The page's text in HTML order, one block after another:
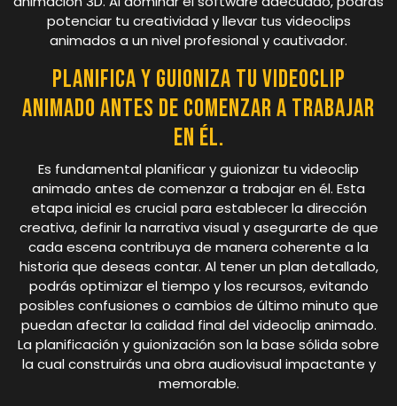
potenciar tu creatividad y llevar tus videoclips
animados a un nivel profesional y cautivador.
Planifica y guioniza tu videoclip
animado antes de comenzar a trabajar
en él.
Es fundamental planificar y guionizar tu videoclip
animado antes de comenzar a trabajar en él. Esta
etapa inicial es crucial para establecer la dirección
creativa, definir la narrativa visual y asegurarte de que
cada escena contribuya de manera coherente a la
historia que deseas contar. Al tener un plan detallado,
podrás optimizar el tiempo y los recursos, evitando
posibles confusiones o cambios de último minuto que
puedan afectar la calidad final del videoclip animado.
La planificación y guionización son la base sólida sobre
la cual construirás una obra audiovisual impactante y
memorable.